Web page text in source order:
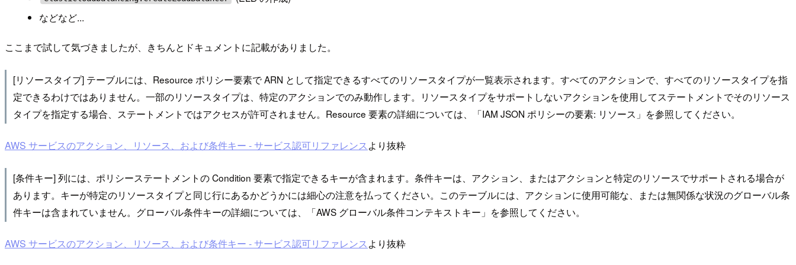
などなど...
ここまで試して気づきましたが、きちんとドキュメントに記載がありました。
[リソースタイプ] テーブルには、Resource ポリシー要素で ARN として指定できるすべてのリソースタイプが一覧表示されます。すべてのアクションで、すべてのリソースタイプを指
定できるわけではありません。一部のリソースタイプは、特定のアクションでのみ動作します。リソースタイプをサポートしないアクションを使用してステートメントでそのリソース
タイプを指定する場合、ステートメントではアクセスが許可されません。Resource 要素の詳細については、「IAM JSON ポリシーの要素: リソース」を参照してください。
AWS サービスのアクション、リソース、および条件キー - サービス認可リファレンスより抜粋
[条件キー] 列には、ポリシーステートメントの Condition 要素で指定できるキーが含まれます。条件キーは、アクション、またはアクションと特定のリソースでサポートされる場合が
あります。キーが特定のリソースタイプと同じ行にあるかどうかには細心の注意を払ってください。このテーブルには、アクションに使用可能な、または無関係な状況のグローバル条
件キーは含まれていません。グローバル条件キーの詳細については、「AWS グローバル条件コンテキストキー」を参照してください。
AWS サービスのアクション、リソース、および条件キー - サービス認可リファレンスより抜粋